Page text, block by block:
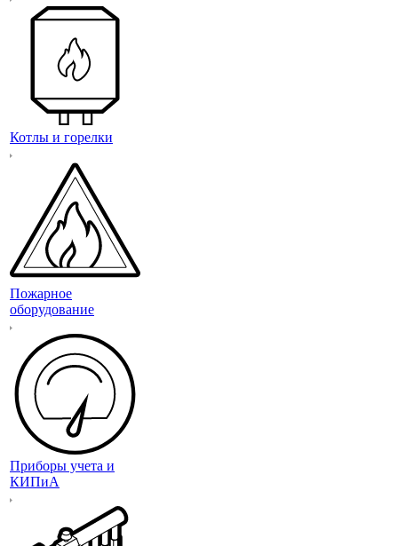
Котлы и горелки
Пожарное
оборудование
Приборы учета и
КИПиА